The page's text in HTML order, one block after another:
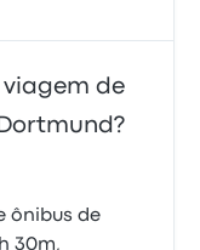
de
ônibus de
30m,